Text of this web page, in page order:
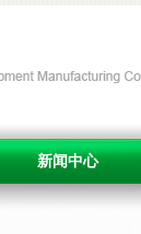
新闻中心